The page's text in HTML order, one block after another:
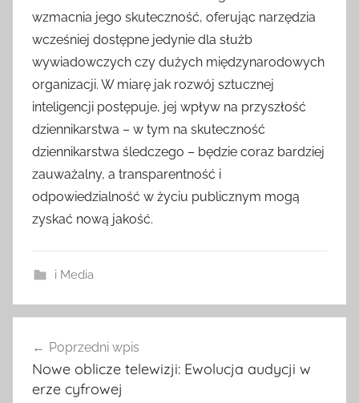
wzmacnia jego skuteczność, oferując narzędzia
wcześniej dostępne jedynie dla służb
wywiadowczych czy dużych międzynarodowych
organizacji. W miarę jak rozwój sztucznej
inteligencji postępuje, jej wpływ na przyszłość
dziennikarstwa – w tym na skuteczność
dziennikarstwa śledczego – będzie coraz bardziej
zauważalny, a transparentność i
odpowiedzialność w życiu publicznym mogą
zyskać nową jakość.
i Media
wpisu
Poprzedni wpis
Nowe oblicze telewizji: Ewolucja audycji w
erze cyfrowej